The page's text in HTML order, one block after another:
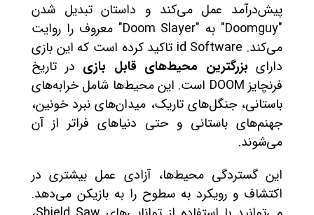
پیش‌درآمد عمل می‌کند و داستان تبدیل شدن
"Doomguy" به "Doom Slayer" معروف را روایت
می‌کند. id Software تاکید کرده است که این بازی
دارای بزرگترین محیط‌های قابل بازی در تاریخ
فرنچایز DOOM است. این محیط‌ها شامل خرابه‌های
باستانی، جنگل‌های تاریک، میدان‌های نبرد خونین،
جهنم‌های باستانی و حتی دنیاهای فراتر از آن
می‌شوند.
این گستردگی محیط‌ها، آزادی عمل بیشتری در
اکتشاف و رویکرد به سطوح را به بازیکن می‌دهد.